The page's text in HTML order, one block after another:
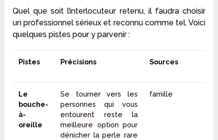
Quel que soit l’interlocuteur retenu, il faudra choisir
un professionnel sérieux et reconnu comme tel. Voici
quelques pistes pour y parvenir :
Pistes Précisions Sources
Le
bouche-
à-
oreille
Se tourner vers les
personnes qui vous
entourent reste la
meilleure option pour
dénicher la perle rare
famille